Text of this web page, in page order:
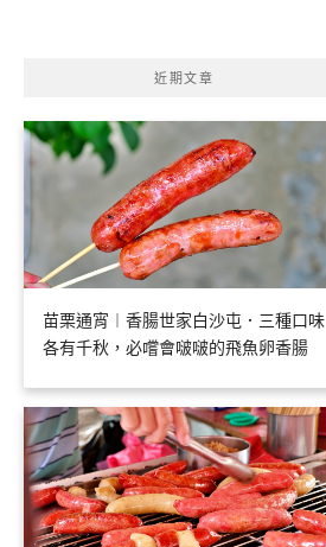
近期文章
苗栗通宵︱香腸世家白沙屯．三種口味
各有千秋，必嚐會啵啵的飛魚卵香腸